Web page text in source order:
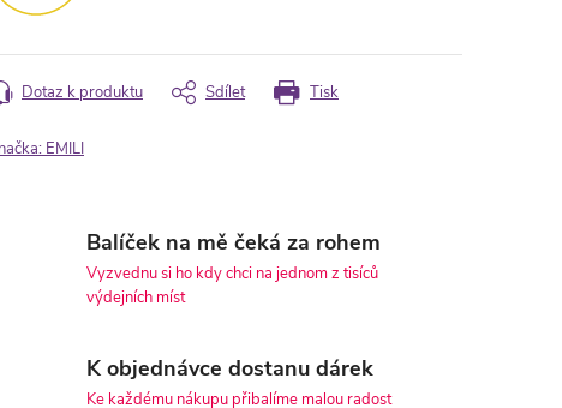
Tisk
Dotaz k produktu Sdílet
EMILI
Balíček na mě čeká za rohem
Vyzvednu si ho kdy chci na jednom z tisíců
výdejních míst
K objednávce dostanu dárek
Ke každému nákupu přibalíme malou radost